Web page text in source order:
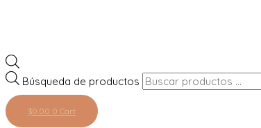
Búsqueda de productos
$0.00 0 Cart